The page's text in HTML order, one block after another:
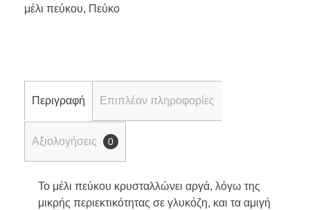
μέλι πεύκου, Πεύκο
Περιγραφή Επιπλέον πληροφορίες
Αξιολογήσεις 0
Το μέλι πεύκου κρυσταλλώνει αργά, λόγω της
μικρής περιεκτικότητας σε γλυκόζη, και τα αμιγή